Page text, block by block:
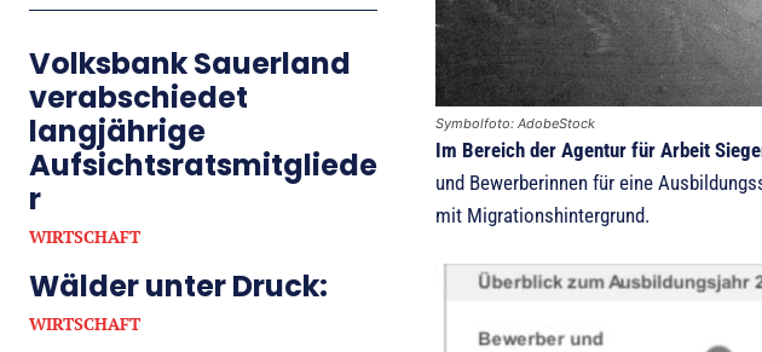
Volksbank Sauerland
verabschiedet
langjährige
Aufsichtsratsmitgliede
r
WIRTSCHAFT
Wälder unter Druck:
WIRTSCHAFT
Symbolfoto: AdobeStock
Im Bereich der Agentur für Arbeit
und Bewerberinnen für eine
mit Migrationshintergrund.